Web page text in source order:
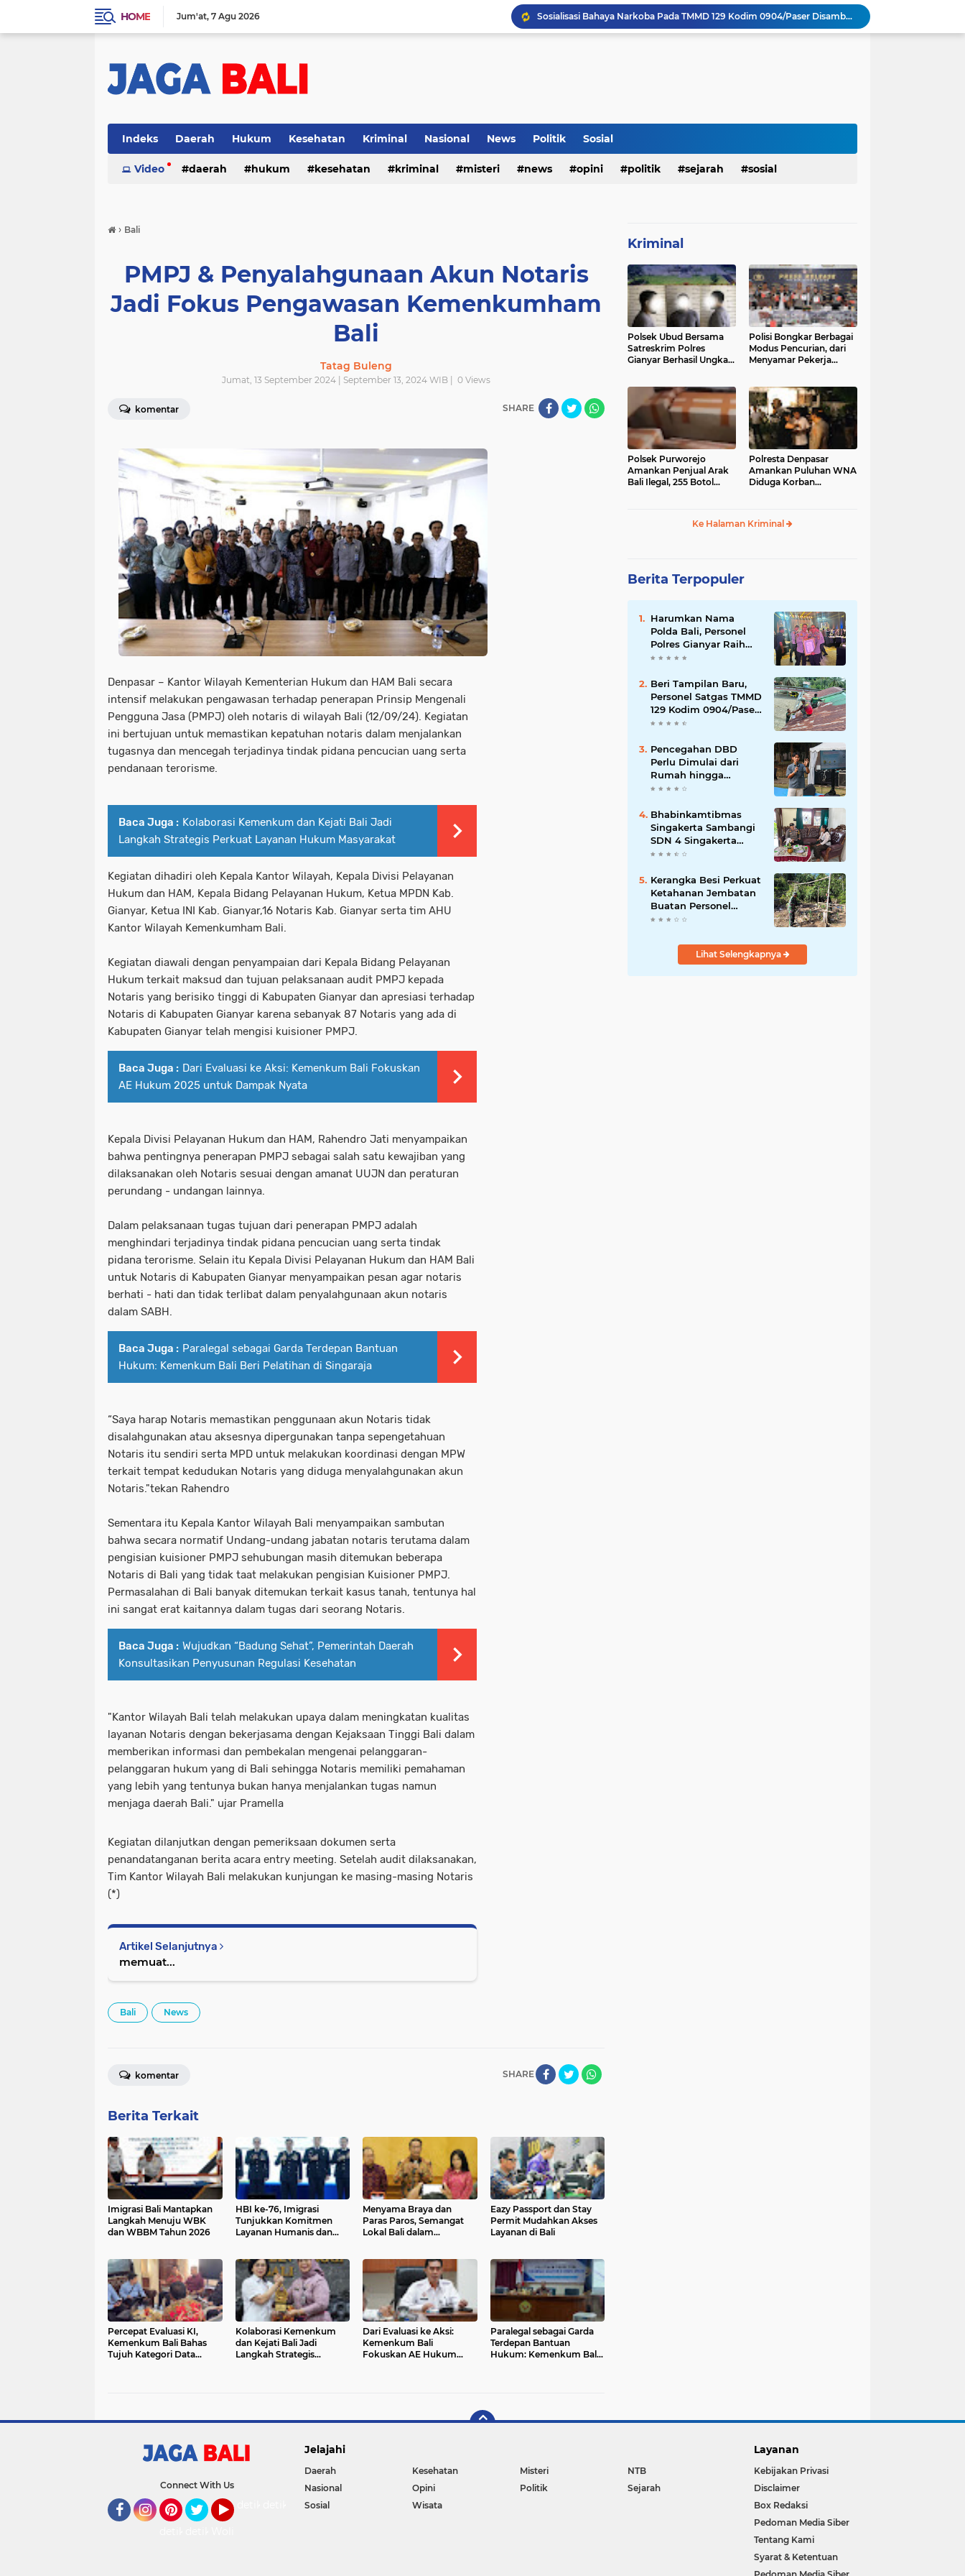
HOME Jum'at 7 Agu 2026
Sosialisasi Bahaya Narkoba Pada TMMD 129 Kodim 0904/Paser Disambut Positif
Babinsa Hadir di Posyandu Cenderawasih, Wujud Sinergi TNI Dukung Kesehatan Masyarakat
Pencegahan DBD Perlu Dimulai dari Rumah hingga Lingkungan Sekolah
Indeks Daerah Hukum Kesehatan Kriminal Nasional News Politik Sosial
Video daerah hukum kesehatan kriminal misteri news opini politik sejarah sosial
› Bali
PMPJ & Penyalahgunaan Akun Notaris
Jadi Fokus Pengawasan Kemenkumham
Bali
Tatag Buleng
Jumat, 13 September 2024 | September 13, 2024 WIB | 0 Views
komentar SHARE
Denpasar – Kantor Wilayah Kementerian Hukum dan HAM Bali secara
intensif melakukan pengawasan terhadap penerapan Prinsip Mengenali
Pengguna Jasa (PMPJ) oleh notaris di wilayah Bali (12/09/24). Kegiatan
ini bertujuan untuk memastikan kepatuhan notaris dalam menjalankan
tugasnya dan mencegah terjadinya tindak pidana pencucian uang serta
pendanaan terorisme.
Baca Juga : Kolaborasi Kemenkum dan Kejati Bali Jadi
Langkah Strategis Perkuat Layanan Hukum Masyarakat
Kegiatan dihadiri oleh Kepala Kantor Wilayah, Kepala Divisi Pelayanan
Hukum dan HAM, Kepala Bidang Pelayanan Hukum, Ketua MPDN Kab.
Gianyar, Ketua INI Kab. Gianyar,16 Notaris Kab. Gianyar serta tim AHU
Kantor Wilayah Kemenkumham Bali.
Kegiatan diawali dengan penyampaian dari Kepala Bidang Pelayanan
Hukum terkait maksud dan tujuan pelaksanaan audit PMPJ kepada
Notaris yang berisiko tinggi di Kabupaten Gianyar dan apresiasi terhadap
Notaris di Kabupaten Gianyar karena sebanyak 87 Notaris yang ada di
Kabupaten Gianyar telah mengisi kuisioner PMPJ.
Baca Juga : Dari Evaluasi ke Aksi: Kemenkum Bali Fokuskan
AE Hukum 2025 untuk Dampak Nyata
Kepala Divisi Pelayanan Hukum dan HAM, Rahendro Jati menyampaikan
bahwa pentingnya penerapan PMPJ sebagai salah satu kewajiban yang
dilaksanakan oleh Notaris sesuai dengan amanat UUJN dan peraturan
perundang - undangan lainnya.
Dalam pelaksanaan tugas tujuan dari penerapan PMPJ adalah
menghindari terjadinya tindak pidana pencucian uang serta tindak
pidana terorisme. Selain itu Kepala Divisi Pelayanan Hukum dan HAM Bali
untuk Notaris di Kabupaten Gianyar menyampaikan pesan agar notaris
berhati - hati dan tidak terlibat dalam penyalahgunaan akun notaris
dalam SABH.
Baca Juga : Paralegal sebagai Garda Terdepan Bantuan
Hukum: Kemenkum Bali Beri Pelatihan di Singaraja
“Saya harap Notaris memastikan penggunaan akun Notaris tidak
disalahgunakan atau aksesnya dipergunakan tanpa sepengetahuan
Notaris itu sendiri serta MPD untuk melakukan koordinasi dengan MPW
terkait tempat kedudukan Notaris yang diduga menyalahgunakan akun
Notaris."tekan Rahendro
Sementara itu Kepala Kantor Wilayah Bali menyampaikan sambutan
bahwa secara normatif Undang-undang jabatan notaris terutama dalam
pengisian kuisioner PMPJ sehubungan masih ditemukan beberapa
Notaris di Bali yang tidak taat melakukan pengisian Kuisioner PMPJ.
Permasalahan di Bali banyak ditemukan terkait kasus tanah, tentunya hal
ini sangat erat kaitannya dalam tugas dari seorang Notaris.
Baca Juga : Wujudkan “Badung Sehat”, Pemerintah Daerah
Konsultasikan Penyusunan Regulasi Kesehatan
"Kantor Wilayah Bali telah melakukan upaya dalam meningkatan kualitas
layanan Notaris dengan bekerjasama dengan Kejaksaan Tinggi Bali dalam
memberikan informasi dan pembekalan mengenai pelanggaran-
pelanggaran hukum yang di Bali sehingga Notaris memiliki pemahaman
yang lebih yang tentunya bukan hanya menjalankan tugas namun
menjaga daerah Bali." ujar Pramella
Kegiatan dilanjutkan dengan pemeriksaan dokumen serta
penandatanganan berita acara entry meeting. Setelah audit dilaksanakan,
Tim Kantor Wilayah Bali melakukan kunjungan ke masing-masing Notaris
(*)
Artikel Selanjutnya
memuat...
Bali News
SHARE
komentar
Berita Terkait
Imigrasi Bali Mantapkan
Langkah Menuju WBK
dan WBBM Tahun 2026
HBI ke-76, Imigrasi
Tunjukkan Komitmen
Layanan Humanis dan
Menyama Braya dan
Paras Paros, Semangat
Lokal Bali dalam
Eazy Passport dan Stay
Permit Mudahkan Akses
Layanan di Bali
Percepat Evaluasi KI,
Kemenkum Bali Bahas
Tujuh Kategori Data
Kolaborasi Kemenkum
dan Kejati Bali Jadi
Langkah Strategis
Dari Evaluasi ke Aksi:
Kemenkum Bali
Fokuskan AE Hukum
Paralegal sebagai Garda
Terdepan Bantuan
Hukum: Kemenkum Bali
Kriminal
Polsek Ubud Bersama
Satreskrim Polres
Gianyar Berhasil Ungkap
Polisi Bongkar Berbagai
Modus Pencurian, dari
Menyamar Pekerja
Polsek Purworejo
Amankan Penjual Arak
Bali Ilegal, 255 Botol
Polresta Denpasar
Amankan Puluhan WNA
Diduga Korban
Ke Halaman Kriminal
Berita Terpopuler
Harumkan Nama
Polda Bali, Personel
Polres Gianyar Raih
Penghargaan
Beri Tampilan Baru,
Personel Satgas TMMD
129 Kodim 0904/Paser
Cat Atap Rumah
Pencegahan DBD
Perlu Dimulai dari
Rumah hingga
Lingkungan Sekolah
Bhabinkamtibmas
Singakerta Sambangi
SDN 4 Singakerta
Edukasi Pencegahan
Kerangka Besi Perkuat
Ketahanan Jembatan
Buatan Personel
TMMD 129
Lihat Selengkapnya
Connect With Us
detikTravel
Jelajahi
Daerah Kesehatan Misteri
NTB
Nasional
Opini Politik
Sejarah
Sosial
Wisata
Layanan
Kebijakan Privasi
Disclaimer
Box Redaksi
Pedoman Media Siber
Tentang Kami
Syarat & Ketentuan